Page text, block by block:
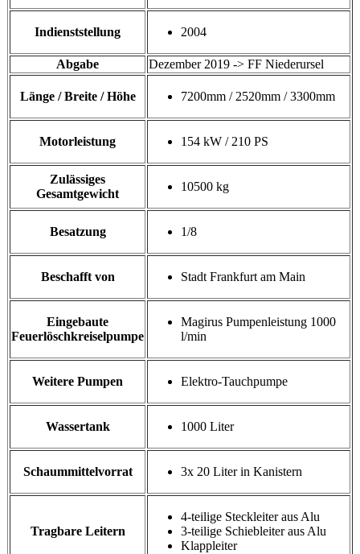
Indienststellung 2004
Abgabe Dezember 2019 -> FF Niederursel
Länge / Breite / Höhe 7200mm / 2520mm / 3300mm
Motorleistung 154 kW / 210 PS
Zulässiges
Gesamtgewicht
10500 kg
Besatzung 1/8
Beschafft von Stadt Frankfurt am Main
Eingebaute
Feuerlöschkreiselpumpe
Magirus Pumpenleistung 1000
l/min
Weitere Pumpen Elektro-Tauchpumpe
Wassertank 1000 Liter
Schaummittelvorrat 3x 20 Liter in Kanistern
Tragbare Leitern
4-teilige Steckleiter aus Alu
3-teilige Schiebleiter aus Alu
Klappleiter